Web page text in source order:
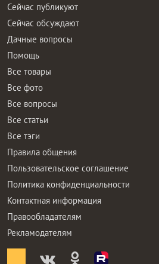
Сейчас публикуют
Сейчас обсуждают
Дачные вопросы
Помощь
Все товары
Все фото
Все вопросы
Все статьи
Все тэги
Правила общения
Пользовательское соглашение
Политика конфиденциальности
Контактная информация
Правообладателям
Рекламодателям